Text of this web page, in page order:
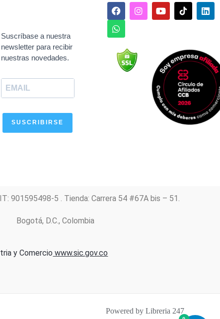
Suscríbase a nuestra
newsletter para recibir
nuestras novedades.
SUSCRIBIRSE
F
a
c
e
o
o
k
I
n
Y
o
e
L
i
d
i
n
W
h
a
t
a
p
p
901595498-5 . Tienda: Carrera 54 #67A bis – 51.
Bogotá, D.C., Colombia
y Comercio www.sic.gov.co
Powered by Libreria 247